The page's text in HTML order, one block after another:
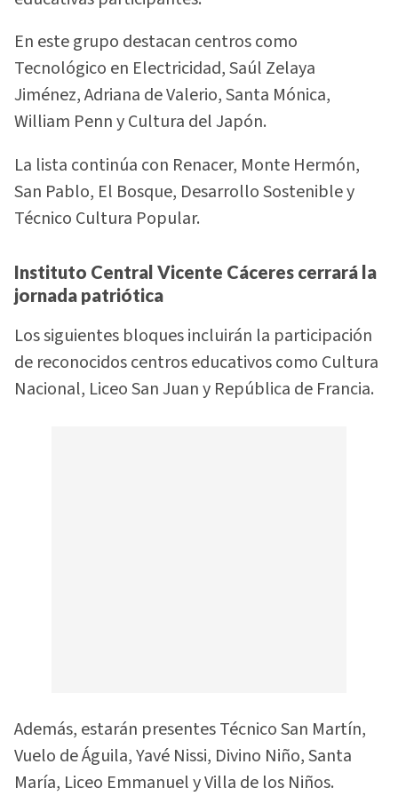
En este grupo destacan centros como
Tecnológico en Electricidad, Saúl Zelaya
Jiménez, Adriana de Valerio, Santa Mónica,
William Penn y Cultura del Japón.
La lista continúa con Renacer, Monte Hermón,
San Pablo, El Bosque, Desarrollo Sostenible y
Técnico Cultura Popular.
Instituto Central Vicente Cáceres cerrará la
jornada patriótica
Los siguientes bloques incluirán la participación
de reconocidos centros educativos como Cultura
Nacional, Liceo San Juan y República de Francia.
Además, estarán presentes Técnico San Martín,
Vuelo de Águila, Yavé Nissi, Divino Niño, Santa
María, Liceo Emmanuel y Villa de los Niños.